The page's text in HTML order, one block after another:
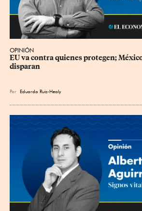
OPINIÓN
EU va contra quienes protegen;
disparan
Por Eduardo Ruiz-Healy